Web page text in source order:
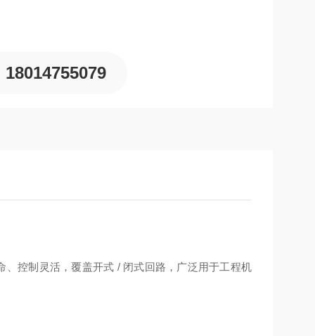
18014755079
控制灵活，覆盖开式 / 闭式回路，广泛用于工程机